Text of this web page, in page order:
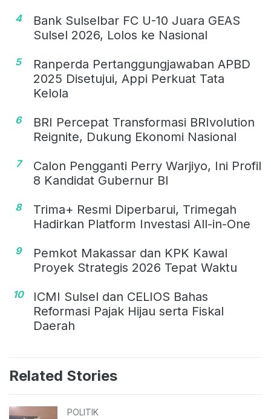
4
Bank Sulselbar FC U-10 Juara GEAS
Sulsel 2026, Lolos ke Nasional
5
Ranperda Pertanggungjawaban APBD
2025 Disetujui, Appi Perkuat Tata
Kelola
6
BRI Percepat Transformasi BRIvolution
Reignite, Dukung Ekonomi Nasional
7
Calon Pengganti Perry Warjiyo, Ini Profil
8 Kandidat Gubernur BI
8
Trima+ Resmi Diperbarui, Trimegah
Hadirkan Platform Investasi All-in-One
9
Pemkot Makassar dan KPK Kawal
Proyek Strategis 2026 Tepat Waktu
10
ICMI Sulsel dan CELIOS Bahas
Reformasi Pajak Hijau serta Fiskal
Daerah
Related Stories
POLITIK